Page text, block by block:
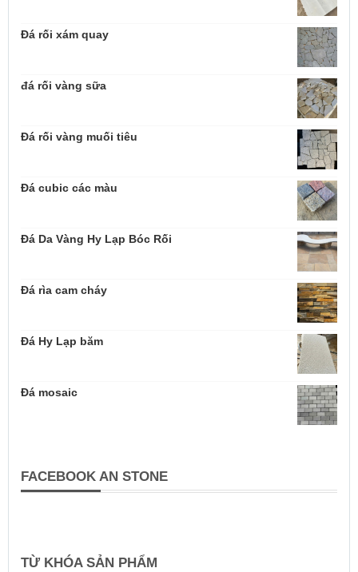
Đá rối xám quay
đá rối vàng sữa
Đá rối vàng muối tiêu
Đá cubic các màu
Đá Da Vàng Hy Lạp Bóc Rối
Đá rìa cam cháy
Đá Hy Lạp băm
Đá mosaic
FACEBOOK AN STONE
TỪ KHÓA SẢN PHẨM